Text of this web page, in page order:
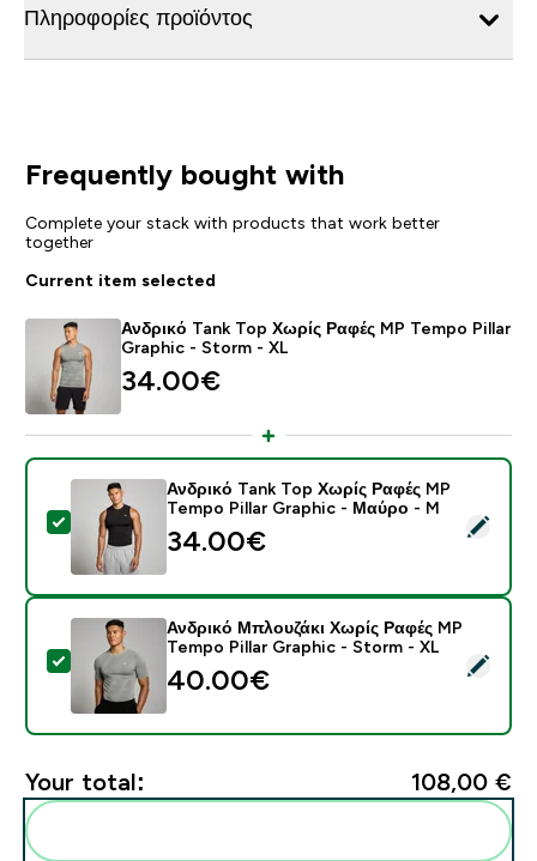
Πληροφορίες προϊόντος
Frequently bought with
Complete your stack with products that work better
together
Current item selected
Ανδρικό Tank Top Χωρίς Ραφές MP Tempo Pillar
Graphic - Storm - XL
34.00€‎
Select this product - Ανδρικό Tank Top Χωρίς
Ανδρικό Tank Top Χωρίς Ραφές MP
Tempo Pillar Graphic - Μαύρο - M
34.00€‎
Select this product - Ανδρικό Μπλουζάκι Χωρίς
Ανδρικό Μπλουζάκι Χωρίς Ραφές MP
Tempo Pillar Graphic - Storm - XL
40.00€‎
Your total: 108,00 €‎